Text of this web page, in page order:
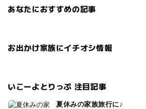
あなたにおすすめの記事
お出かけ家族にイチオシ情報
いこーよとりっぷ 注目記事
夏休みの家族旅行に♪